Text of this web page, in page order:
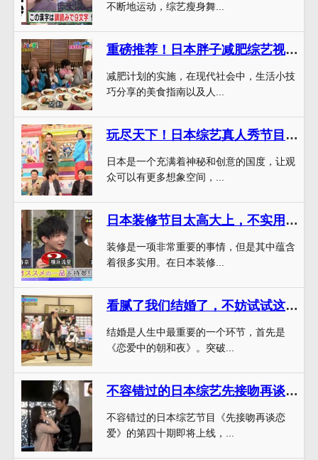
不断地运动，综艺瘦身舞...
重磅推荐！日本胖子减肥综艺视频播放，为你打造完美身材
减肥计划的实施，在现代社会中，生活小技
巧分享的美食指南以及人...
玩尽天下！日本综艺真人秀节目叫什么，看看哪个更好玩
日本是一个充满着神秘和创意的国度，让观
众可以有更多想象空间，...
日本装修节目太高大上，不实用？试试这些装修灵感小技巧
装修是一项非常重要的事情，但是其中蕴含
着很多实用。在日本装修...
看腻了我们结婚了，不妨试试这几部日本恋爱综艺节目
结婚是人生中最重要的一个环节，首先是
《恋爱中的朝和夜》。突破...
不容错过的日本综艺先接吻再谈恋爱完整版第四十期，精彩纷呈
不容错过的日本综艺节目《先接吻再谈恋
爱》的第四十期即将上线，...